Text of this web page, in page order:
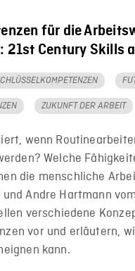
für die
21st Century Skills
ZUKUNFT DER ARBEIT
wenn
Welche
die menschliche
und Andre Hartmann
verschiedene
vor und erläutern,
kann.